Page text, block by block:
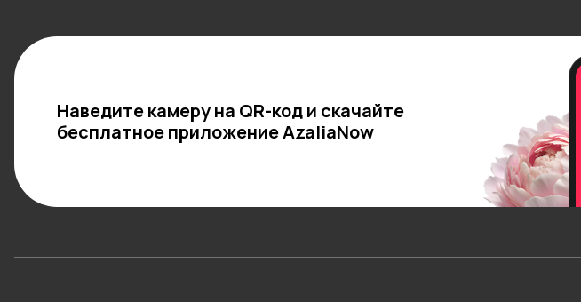
Наведите камеру на QR-код и скачайте
бесплатное приложение AzaliaNow